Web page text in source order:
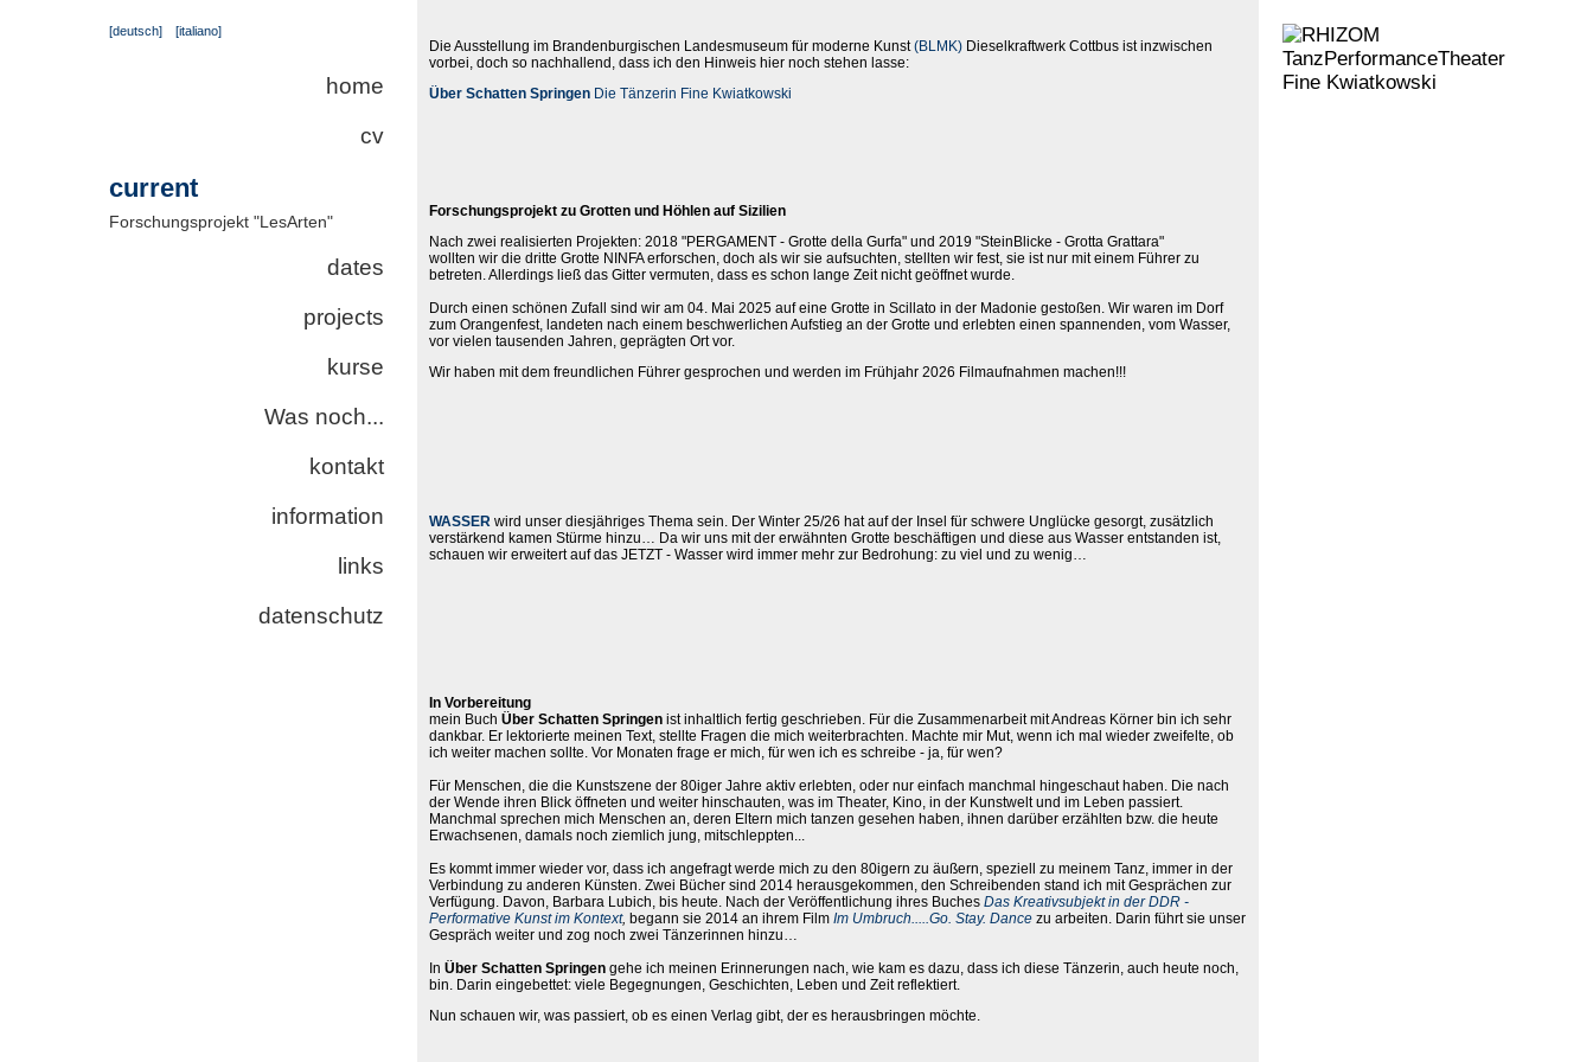
[deutsch] [italiano]
home
cv
current
Forschungsprojekt "LesArten"
dates
projects
kurse
Was noch...
kontakt
information
links
datenschutz
Die Ausstellung im Brandenburgischen Landesmuseum für moderne Kunst(BLMK) Dieselkraftwerk Cottbus ist inzwischen
vorbei, doch so nachhallend, dass ich den Hinweis hier noch stehen lasse:
Über Schatten Springen Die Tänzerin Fine Kwiatkowski
Forschungsprojekt zu Grotten und Höhlen auf Sizilien
Nach zwei realisierten Projekten: 2018 "PERGAMENT - Grotte della Gurfa" und 2019 "SteinBlicke - Grotta Grattara"
wollten wir die dritte Grotte NINFA erforschen, doch als wir sie aufsuchten, stellten wir fest, sie ist nur mit einem Führer zu
betreten. Allerdings ließ das Gitter vermuten, dass es schon lange Zeit nicht geöffnet wurde.
Durch einen schönen Zufall sind wir am 04. Mai 2025 auf eine Grotte in Scillato in der Madonie gestoßen. Wir waren im Dorf
zum Orangenfest, landeten nach einem beschwerlichen Aufstieg an der Grotte und erlebten einen spannenden, vom Wasser,
vor vielen tausenden Jahren, geprägten Ort vor.
Wir haben mit dem freundlichen Führer gesprochen und werden im Frühjahr 2026 Filmaufnahmen machen!!!
WASSER wird unser diesjähriges Thema sein. Der Winter 25/26 hat auf der Insel für schwere Unglücke gesorgt, zusätzlich
verstärkend kamen Stürme hinzu… Da wir uns mit der erwähnten Grotte beschäftigen und diese aus Wasser entstanden ist,
schauen wir erweitert auf das JETZT - Wasser wird immer mehr zur Bedrohung: zu viel und zu wenig…
In Vorbereitung
mein Buch Über Schatten Springen ist inhaltlich fertig geschrieben. Für die Zusammenarbeit mit Andreas Körner bin ich sehr
dankbar. Er lektorierte meinen Text, stellte Fragen die mich weiterbrachten. Machte mir Mut, wenn ich mal wieder zweifelte, ob
ich weiter machen sollte. Vor Monaten frage er mich, für wen ich es schreibe - ja, für wen?
Für Menschen, die die Kunstszene der 80iger Jahre aktiv erlebten, oder nur einfach manchmal hingeschaut haben. Die nach
der Wende ihren Blick öffneten und weiter hinschauten, was im Theater, Kino, in der Kunstwelt und im Leben passiert.
Manchmal sprechen mich Menschen an, deren Eltern mich tanzen gesehen haben, ihnen darüber erzählten bzw. die heute
Erwachsenen, damals noch ziemlich jung, mitschleppten...
Es kommt immer wieder vor, dass ich angefragt werde mich zu den 80igern zu äußern, speziell zu meinem Tanz, immer in der
Verbindung zu anderen Künsten. Zwei Bücher sind 2014 herausgekommen, den Schreibenden stand ich mit Gesprächen zur
Verfügung. Davon, Barbara Lubich, bis heute. Nach der Veröffentlichung ihres Buches Das Kreativsubjekt in der DDR -
Performative Kunst im Kontext, begann sie 2014 an ihrem Film Im Umbruch.....Go. Stay. Dance zu arbeiten. Darin führt sie unser
Gespräch weiter und zog noch zwei Tänzerinnen hinzu…
In Über Schatten Springen gehe ich meinen Erinnerungen nach, wie kam es dazu, dass ich diese Tänzerin, auch heute noch,
bin. Darin eingebettet: viele Begegnungen, Geschichten, Leben und Zeit reflektiert.
Nun schauen wir, was passiert, ob es einen Verlag gibt, der es herausbringen möchte.